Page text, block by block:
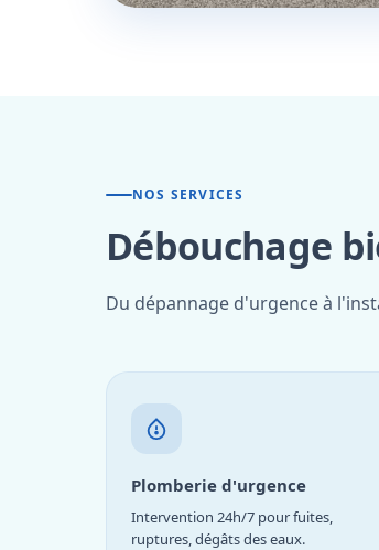
NOS SERVICES
Débouchage
Du dépannage d'urgence à
Plomberie d'urgence
Intervention 24h/7 pour fuites,
ruptures, dégâts des eaux.